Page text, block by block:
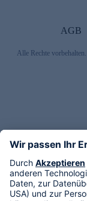
AGB
Alle Rechte